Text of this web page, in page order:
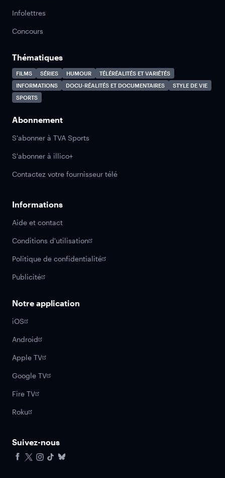
Infolettres
Concours
Thématiques
FILMS SÉRIES HUMOUR
TÉLÉRÉALITÉS ET VARIÉTÉS
INFORMATIONS
DOCU-RÉALITÉS ET DOCUMENTAIRES
STYLE DE VIE
SPORTS
Abonnement
S'abonner à TVA Sports
S'abonner à illico+
Contactez votre fournisseur télé
Informations
Aide et contact
Conditions d'utilisation
Politique de confidentialité
Publicité
Notre application
iOS
Android
Apple TV
Google TV
Fire TV
Roku
Suivez-nous